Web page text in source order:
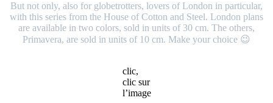
But not only, also for globetrotters, lovers of London in particular,
with this series from the House of Cotton and Steel. London plans
are available in two colors, sold in units of 30 cm. The others,
Primavera, are sold in units of 10 cm. Make your choice 😉
clic,
clic sur
l’image